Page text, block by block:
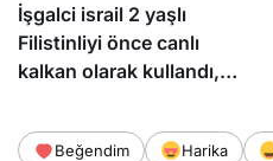
İşgalci israil 2 yaşlı
Filistinliyi önce canlı
kalkan olarak kullandı,
Beğendim Harika